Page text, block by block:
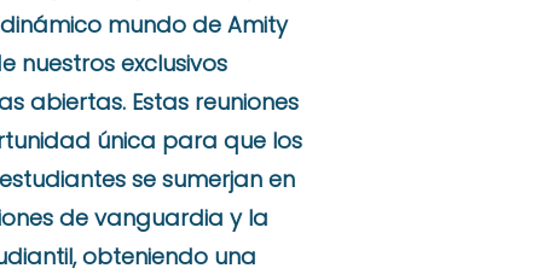
mundo de Amity
nuestros exclusivos
abiertas. Estas reuniones
única para que los
se sumerjan en
de vanguardia y la
obteniendo una